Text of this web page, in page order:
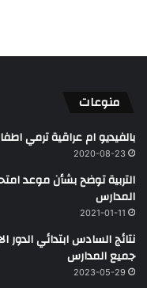
منوعات
بالفيديو ام عراقية ترمي
2020-08-23
التربية توضح بشأن موعد
المدارس
2021-01-11
جميع المدارس
2023-05-29